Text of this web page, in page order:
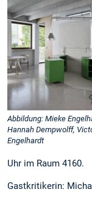
Abbildung: Mieke
Hannah Dempwolff,
Engelhardt
Uhr im Raum 4160.
Gastkritikerin: